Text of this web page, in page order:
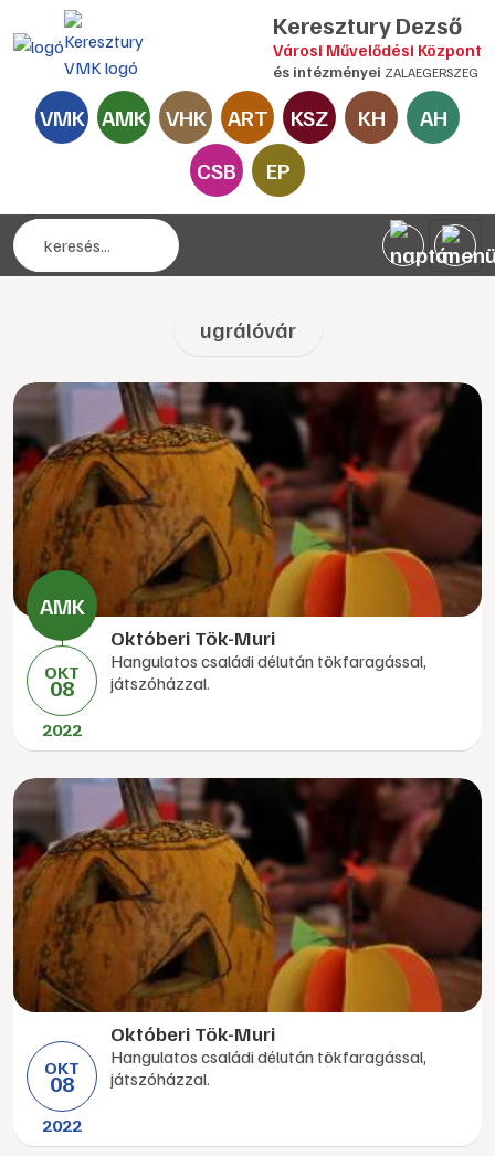
Keresztury Dezső
Városi Művelődési Központ
és intézményei ZALAEGERSZEG
VMK AMK VHK ART KSZ KH
AH
CSB
EP
ugrálóvár
OKT
08
2022
Októberi Tök-Muri
Hangulatos családi délután tökfaragással,
játszóházzal.
OKT
08
2022
Októberi Tök-Muri
Hangulatos családi délután tökfaragással,
játszóházzal.